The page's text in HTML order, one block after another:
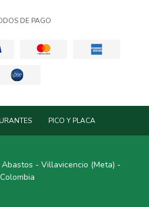
DE PAGO
PICO Y PLACA
- Villavicencio (Meta) -
Colombia